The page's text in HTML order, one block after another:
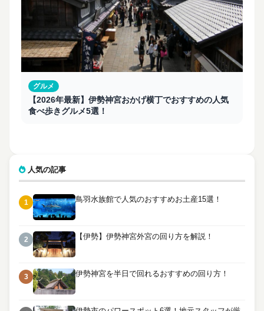
グルメ
【2026年最新】伊勢神宮おかげ横丁でおすすめの人気
食べ歩きグルメ5選！
人気の記事
1 鳥羽水族館で人気のおすすめお土産15選！
2 【伊勢】伊勢神宮外宮の回り方を解説！
3 伊勢神宮を半日で回れるおすすめの回り方！